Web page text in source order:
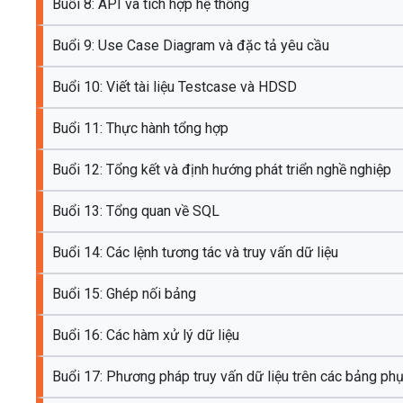
Buổi 8: API và tích hợp hệ thống
Buổi 9: Use Case Diagram và đặc tả yêu cầu
Buổi 10: Viết tài liệu Testcase và HDSD
Buổi 11: Thực hành tổng hợp
Buổi 12: Tổng kết và định hướng phát triển nghề nghiệp
Buổi 13: Tổng quan về SQL
Buổi 14: Các lệnh tương tác và truy vấn dữ liệu
Buổi 15: Ghép nối bảng
Buổi 16: Các hàm xử lý dữ liệu
Buổi 17: Phương pháp truy vấn dữ liệu trên các bảng phụ